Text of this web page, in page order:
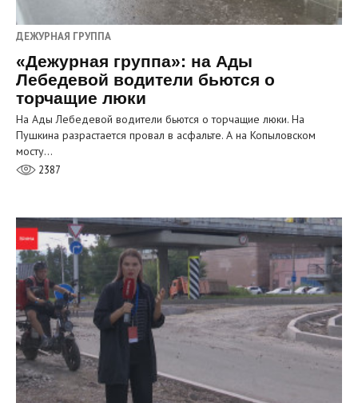
ДЕЖУРНАЯ ГРУППА
«Дежурная группа»: на Ады
Лебедевой водители бьются о
торчащие люки
На Ады Лебедевой водители бьются о торчащие люки. На
Пушкина разрастается провал в асфальте. А на Копыловском
мосту…
2387